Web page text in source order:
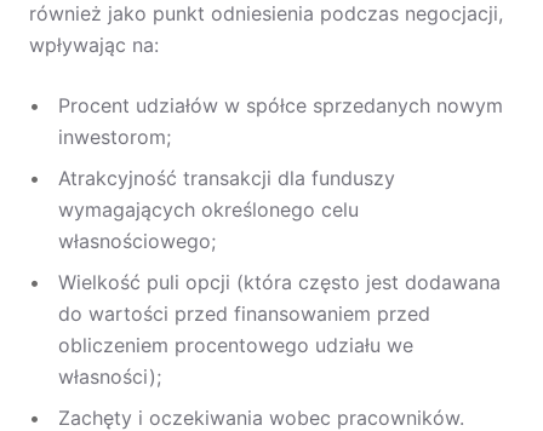
również jako punkt odniesienia podczas negocjacji,
wpływając na:
Procent udziałów w spółce sprzedanych nowym
inwestorom;
Atrakcyjność transakcji dla funduszy
wymagających określonego celu
własnościowego;
Wielkość puli opcji (która często jest dodawana
do wartości przed finansowaniem przed
obliczeniem procentowego udziału we
własności);
Zachęty i oczekiwania wobec pracowników.